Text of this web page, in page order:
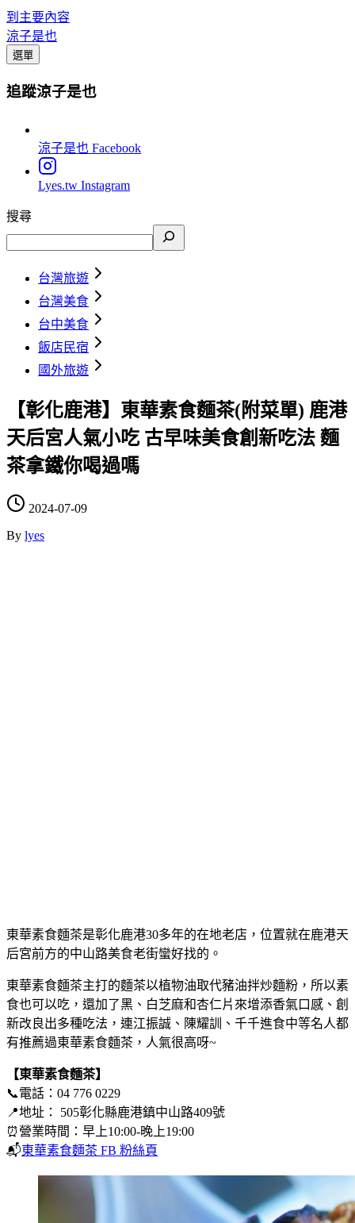
到主要內容
涼子是也
選單
追蹤涼子是也
涼子是也 Facebook
Lyes.tw Instagram
搜尋
台灣旅遊
台灣美食
台中美食
飯店民宿
國外旅遊
【彰化鹿港】東華素食麵茶(附菜單) 鹿港
天后宮人氣小吃 古早味美食創新吃法 麵
茶拿鐵你喝過嗎
2024-07-09
By lyes
東華素食麵茶是彰化鹿港30多年的在地老店，位置就在鹿港天
后宮前方的中山路美食老街蠻好找的。
東華素食麵茶主打的麵茶以植物油取代豬油拌炒麵粉，所以素
食也可以吃，還加了黑、白芝麻和杏仁片來增添香氣口感、創
新改良出多種吃法，連江振誠、陳耀訓、千千進食中等名人都
有推薦過東華素食麵茶，人氣很高呀~
【東華素食麵茶】
📞電話：04 776 0229
📍地址： 505彰化縣鹿港鎮中山路409號
⏰營業時間：早上10:00-晚上19:00
📬東華素食麵茶 FB 粉絲頁